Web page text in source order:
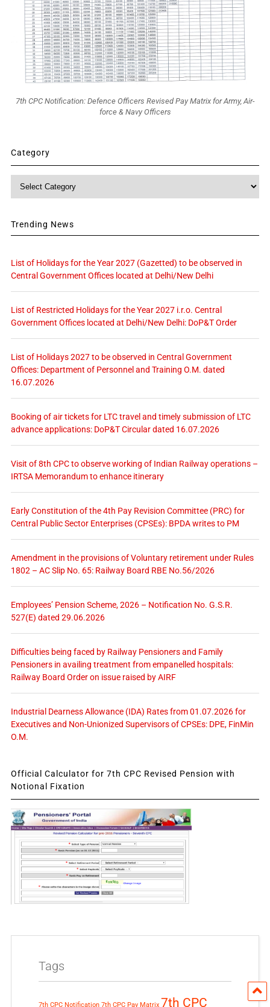
7th CPC Notification: Defence Officers Revised Pay Matrix for Army, Air-
force & Navy Officers
Category
Trending News
List of Holidays for the Year 2027 (Gazetted) to be observed in
Central Government Offices located at Delhi/New Delhi
List of Restricted Holidays for the Year 2027 i.r.o. Central
Government Offices located at Delhi/New Delhi: DoP&T Order
List of Holidays 2027 to be observed in Central Government
Offices: Department of Personnel and Training O.M. dated
16.07.2026
Booking of air tickets for LTC travel and timely submission of LTC
advance applications: DoP&T Circular dated 16.07.2026
Visit of 8th CPC to observe working of Indian Railway operations –
IRTSA Memorandum to enhance itinerary
Early Constitution of the 4th Pay Revision Committee (PRC) for
Central Public Sector Enterprises (CPSEs): BPDA writes to PM
Amendment in the provisions of Voluntary retirement under Rules
1802 – AC Slip No. 65: Railway Board RBE No.56/2026
Employees’ Pension Scheme, 2026 – Notification No. G.S.R.
527(E) dated 29.06.2026
Difficulties being faced by Railway Pensioners and Family
Pensioners in availing treatment from empanelled hospitals:
Railway Board Order on issue raised by AIRF
Industrial Dearness Allowance (IDA) Rates from 01.07.2026 for
Executives and Non-Unionized Supervisors of CPSEs: DPE, FinMin
O.M.
Official Calculator for 7th CPC Revised Pension with
Notional Fixation
Tags
7th CPC Notification 7th CPC Pay Matrix 7th CPC